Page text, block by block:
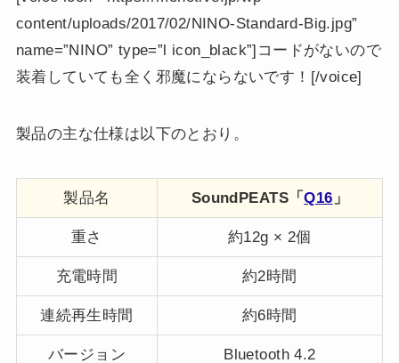
content/uploads/2017/02/NINO-Standard-Big.jpg”
name=”NINO” type=”l icon_black”]コードがないので
装着していても全く邪魔にならないです！[/voice]
製品の主な仕様は以下のとおり。
製品名 SoundPEATS「Q16 」
重さ 約12g × 2個
充電時間 約2時間
連続再生時間 約6時間
バージョン Bluetooth 4.2